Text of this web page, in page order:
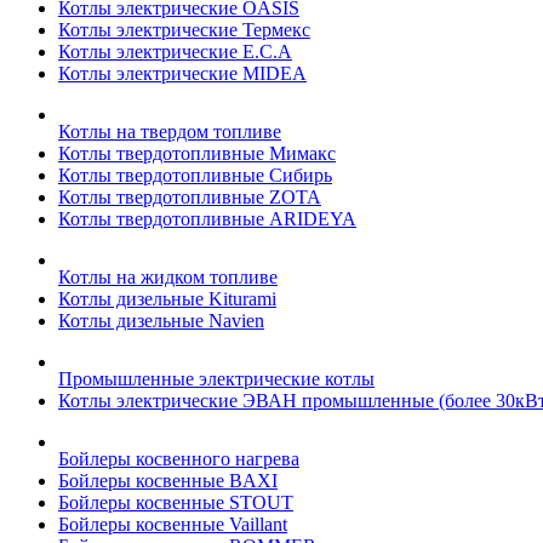
Котлы электрические OASIS
Котлы электрические Термекс
Котлы электрические E.C.A
Котлы электрические MIDEA
Котлы на твердом топливе
Котлы твердотопливные Мимакс
Котлы твердотопливные Сибирь
Котлы твердотопливные ZOTA
Котлы твердотопливные ARIDEYA
Котлы на жидком топливе
Котлы дизельные Kiturami
Котлы дизельные Navien
Промышленные электрические котлы
Котлы электрические ЭВАН промышленные (более
Бойлеры косвенного нагрева
Бойлеры косвенные BAXI
Бойлеры косвенные STOUT
Бойлеры косвенные Vaillant